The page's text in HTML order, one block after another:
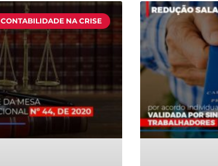
CONTABILIDADE NA CRISE